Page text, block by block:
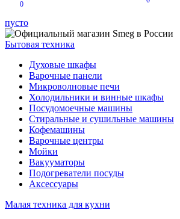
0
пусто
Бытовая техника
Духовые шкафы
Варочные панели
Микроволновые печи
Холодильники и винные шкафы
Посудомоечные машины
Стиральные и сушильные машины
Кофемашины
Варочные центры
Мойки
Вакууматоры
Подогреватели посуды
Аксессуары
Малая техника для кухни